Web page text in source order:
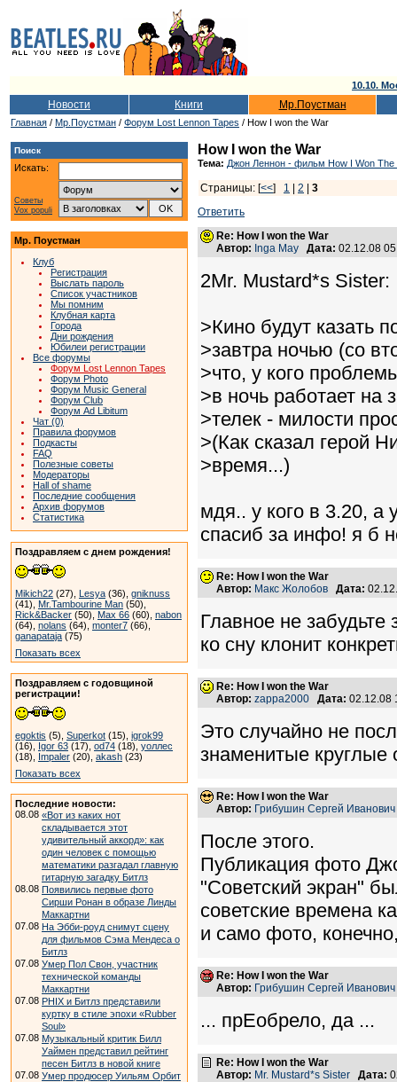
10.10.
Новости Книги Мр.Поустман
Главная / Мр.Поустман / Форум Lost Lennon Tapes / How I won the War
Поиск
Искать:
Советы
Vox populi
Мр. Поустман
Клуб
Регистрация
Выслать пароль
Список участников
Мы помним
Клубная карта
Города
Дни рождения
Юбилеи регистрации
Все форумы
Форум Lost Lennon Tapes
Форум Photo
Форум Music General
Форум Club
Форум Ad Libitum
Чат (0)
Правила форумов
Подкасты
FAQ
Полезные советы
Модераторы
Hall of shame
Последние сообщения
Архив форумов
Статистика
Поздравляем с днем рождения!
Mikich22 (27), Lesya (36), gniknuss
(41), Mr.Tambourine Man (50),
Rick&Backer (50), Max 66 (60), nabon
(64), nolans (64), monter7 (66),
ganapataja (75)
Показать всех
Поздравляем с годовщиной
регистрации!
egoktis (5), Superkot (15), igrok99
(16), Igor 63 (17), od74 (18), уоллес
(18), Impaler (20), akash (23)
Показать всех
Последние новости:
08.08 «Вот из каких нот
складывается этот
удивительный аккорд»: как
один человек с помощью
математики разгадал главную
гитарную загадку Битлз
08.08 Появились первые фото
Сирши Ронан в образе Линды
Маккартни
07.08 На Эбби-роуд снимут сцену
для фильмов Сэма Мендеса о
Битлз
07.08 Умер Пол Свон, участник
технической команды
Маккартни
07.08 PHIX и Битлз представили
куртку в стиле эпохи «Rubber
Soul»
07.08 Музыкальный критик Билл
Уаймен представил рейтинг
песен Битлз в новой книге
07.08 Умер продюсер Уильям Орбит
How I won the War
Тема: Джон Леннон - фильм How I Won The
Страницы: [<<] 1 2
3
Ответить
Re: How I won the War
Автор: Inga May Дата: 02.12.08
2Mr. Mustard*s Sister:
>Кино будут казать
>завтра ночью (со
>что, у кого
>в ночь работает на
>телек - милости
>(Как сказал герой
>время...)
мдя.. у кого в 3.20, а
спасиб за инфо! я б
Re: How I won the War
Автор: Макс Жолобов Дата:
Главное не
ко сну клонит
Re: How I won the War
Автор: zappa2000 Дата:
Это случайно не
знаменитые круглые
Re: How I won the War
Автор: Грибушин Сергей Иванович
После этого.
Публикация фото
"Советский экран"
советские времена
и само фото,
Re: How I won the War
Автор: Грибушин Сергей Иванович
... прЕобрело, да ...
Re: How I won the War
Автор: Mr. Mustard*s Sister Дата: